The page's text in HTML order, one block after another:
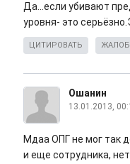
Да...если убивают
уровня- это
ЦИТИРОВАТЬ
Ошанин
13.01.2013,
Мдаа ОПГ не мог так
и еще сотрудника,